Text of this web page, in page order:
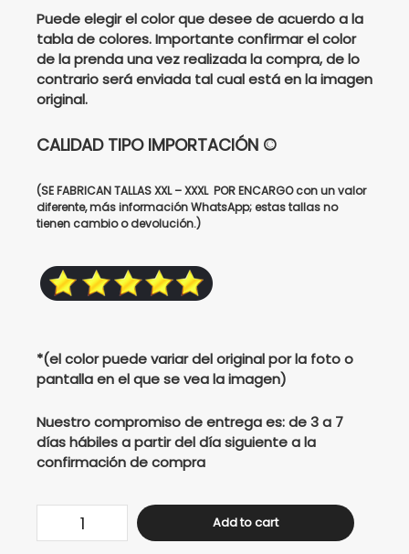
Puede elegir el color que desee de acuerdo a la
tabla de colores. Importante confirmar el color
de la prenda una vez realizada la compra, de lo
contrario será enviada tal cual está en la imagen
original.
CALIDAD TIPO IMPORTACIÓN ©
(SE FABRICAN TALLAS XXL – XXXL POR ENCARGO con un valor
diferente, más información WhatsApp; estas tallas no
tienen cambio o devolución.)
*(el color puede variar del original por la foto o
pantalla en el que se vea la imagen)
Nuestro compromiso de entrega es: de 3 a 7
días hábiles a partir del día siguiente a la
confirmación de compra
Benelli
Add to cart